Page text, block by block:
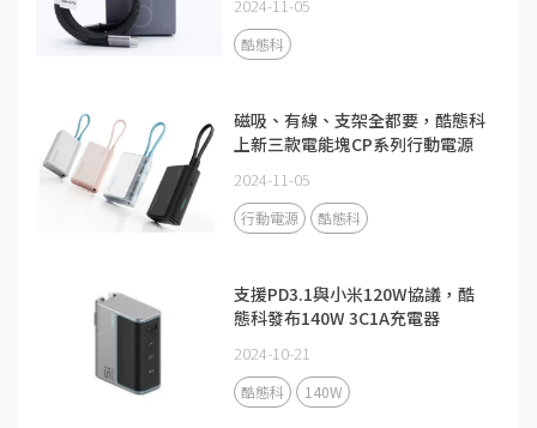
2024-11-05
酷態科
磁吸、有線、支架全都要，酷態科
上新三款電能塊CP系列行動電源
2024-11-05
行動電源 酷態科
支援PD3.1與小米120W協議，酷
態科發布140W 3C1A充電器
2024-10-21
酷態科 140W